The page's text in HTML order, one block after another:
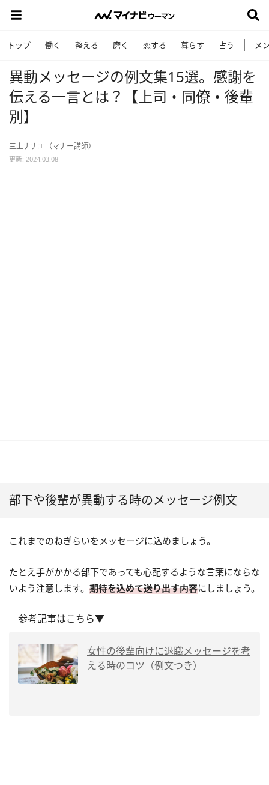
トップ 働く 整える 磨く 恋する 暮らす 占う メ
異動メッセージの例文集15選。感謝を
伝える一言とは？【上司・同僚・後輩
別】
三上ナナエ（マナー講師）
更新: 2024.03.08
部下や後輩が異動する時のメッセージ例文
これまでのねぎらいをメッセージに込めましょう。
たとえ手がかかる部下であっても心配するような言葉にならな
いよう注意します。 期待を込めて送り出す内容にしましょう。
参考記事はこちら▼
女性の後輩向けに退職メッセージを考
える時のコツ（例文つき）